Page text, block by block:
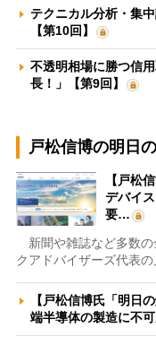
テクニカル分析・集
【第10回】
不透明相場に勝つ信
長！」【第9回】
戸松信博の明日
【戸松
デバイ
要…
新聞や雑誌など多数の
クアドバイザーズ代表
【戸松信博氏「明日
端半導体の製造に不